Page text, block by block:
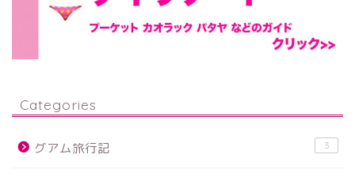
Categories
グアム旅行記 3